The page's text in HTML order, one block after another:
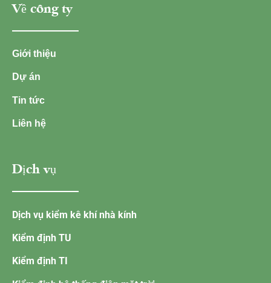
Về công ty
Giới thiệu
Dự án
Tin tức
Liên hệ
Dịch vụ
Dịch vụ kiểm kê khí nhà kính
Kiểm định TU
Kiểm định TI